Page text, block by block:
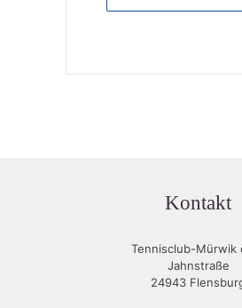
Kontakt
Tennisclub-Mürwik
Jahnstraße
24943